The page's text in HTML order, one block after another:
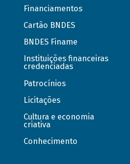
Financiamentos
Cartão BNDES
BNDES Finame
Instituições financeiras
credenciadas
Patrocínios
Licitações
Cultura e economia
criativa
Conhecimento